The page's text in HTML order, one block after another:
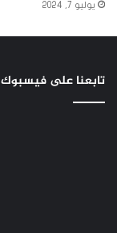
يوليو 7, 2024
تابعنا على فيسبوك